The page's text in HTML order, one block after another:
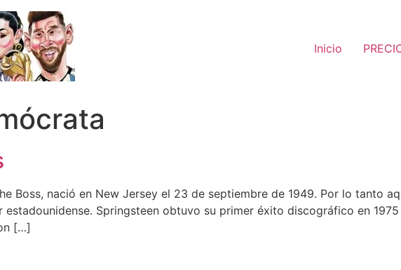
Inicio
Boss, nació en New Jersey el 23 de septiembre de 1949. Por lo tanto
Springsteen obtuvo su primer éxito discográfico en 1975
[…]